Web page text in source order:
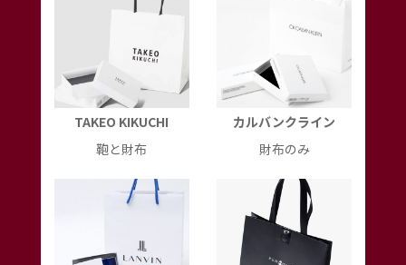
TAKEO KIKUCHI
鞄と財布
カルバンクライン
財布のみ